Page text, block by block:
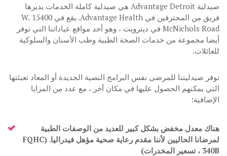
صيدلية Advantage Detroit هي صيدلية كاملة الخدمات يديرها
فريق من المحترفين في Advantage Health. يقع في 15400 W.
McNichols Road في ديترويت ، وهو أحد مواقع عياداتنا التي توفر
أيضا مجموعة من خدمات الصحة الطبية وطب الأسنان والسلوكية
للعائلات.
توفر صيدليتنا للمرضى نفس البرامج النصية الجديدة أو المعاد تعبئتها
التي يمكنهم الحصول عليها في مكان آخر ، مع عدد من المزايا
الإضافية:
هناك معدل مخفض بشكل كبير للعديد من الوصفات الطبية
لمرضانا الحاليين لأننا مقدم رعاية صحية مؤهل فيدراليا. (FQHC
، 340B تسعير المخدرات)